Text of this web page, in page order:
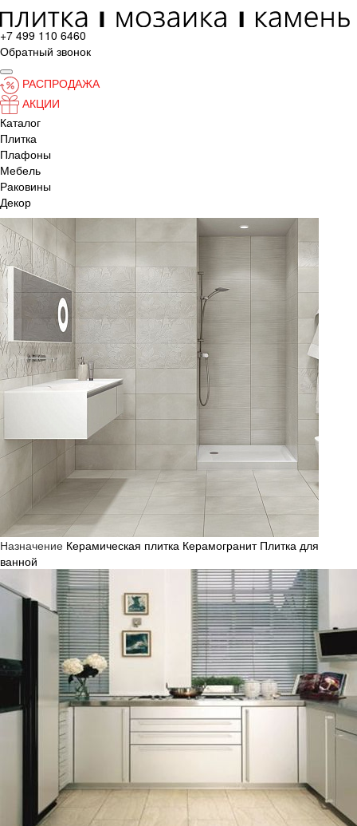
+7 499 110 6460
Обратный звонок
РАСПРОДАЖА
АКЦИИ
Каталог
Плитка
Плафоны
Мебель
Раковины
Декор
Назначение Керамическая плитка Керамогранит Плитка для
ванной